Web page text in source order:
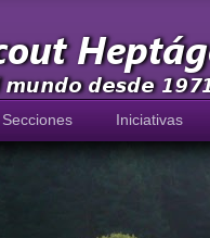
Secciones Iniciativas